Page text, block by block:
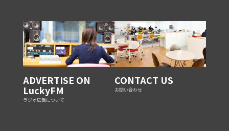
ADVERTISE ON
LuckyFM
ラジオ広告について
CONTACT US
お問い合わせ